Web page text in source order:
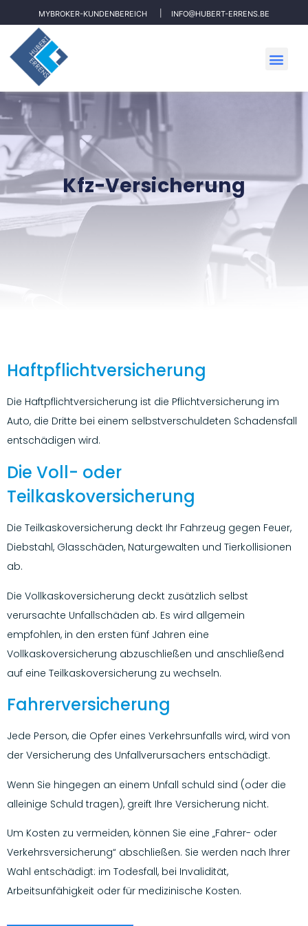
MYBROKER-KUNDENBEREICH INFO@HUBERT-ERRENS.BE
Kfz-Versicherung
Haftpflichtversicherung
Die Haftpflichtversicherung ist die Pflichtversicherung im
Auto, die Dritte bei einem selbstverschuldeten Schadensfall
entschädigen wird.
Die Voll- oder
Teilkaskoversicherung
Die Teilkaskoversicherung deckt Ihr Fahrzeug gegen Feuer,
Diebstahl, Glasschäden, Naturgewalten und Tierkollisionen
ab.
Die Vollkaskoversicherung deckt zusätzlich selbst
verursachte Unfallschäden ab. Es wird allgemein
empfohlen, in den ersten fünf Jahren eine
Vollkaskoversicherung abzuschließen und anschließend
auf eine Teilkaskoversicherung zu wechseln.
Fahrerversicherung
Jede Person, die Opfer eines Verkehrsunfalls wird, wird von
der Versicherung des Unfallverursachers entschädigt.
Wenn Sie hingegen an einem Unfall schuld sind (oder die
alleinige Schuld tragen), greift Ihre Versicherung nicht.
Um Kosten zu vermeiden, können Sie eine „Fahrer- oder
Verkehrsversicherung“ abschließen. Sie werden nach Ihrer
Wahl entschädigt: im Todesfall, bei Invalidität,
Arbeitsunfähigkeit oder für medizinische Kosten.